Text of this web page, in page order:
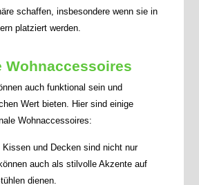
schaffen, insbesondere wenn sie in
platziert werden.
Wohnaccessoires
auch funktional sein und
Wert bieten. Hier sind einige
Wohnaccessoires:
und Decken sind nicht nur
auch als stilvolle Akzente auf
dienen.